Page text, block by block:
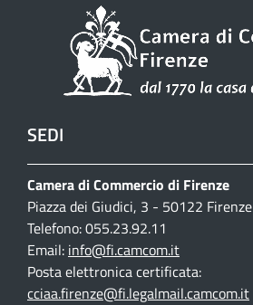
SEDI
Camera di Commercio di Firenze
Piazza dei Giudici, 3 - 50122 Firenze
Telefono: 055.23.92.11
Email: info@fi.camcom.it
Posta elettronica certificata:
cciaa.firenze@fi.legalmail.camcom.it